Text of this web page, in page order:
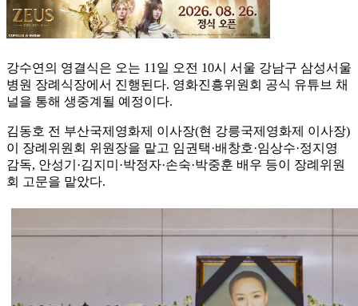
강수연의 영결식은 오는 11일 오전 10시 서울 강남구 삼성서울
병원 장례식장에서 진행된다. 영화진흥위원회 공식 유튜브 채
널을 통해 생중계될 예정이다.
김동호 전 부산국제영화제 이사장(현 강릉국제영화제 이사장)
이 장례위원회 위원장을 맡고 임권택·배창호·임상수·정지영
감독, 안성기·김지미·박정자·손숙·박중훈 배우 등이 장례위원
회 고문을 맡았다.